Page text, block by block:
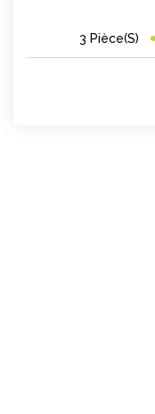
3 Pièce(s)